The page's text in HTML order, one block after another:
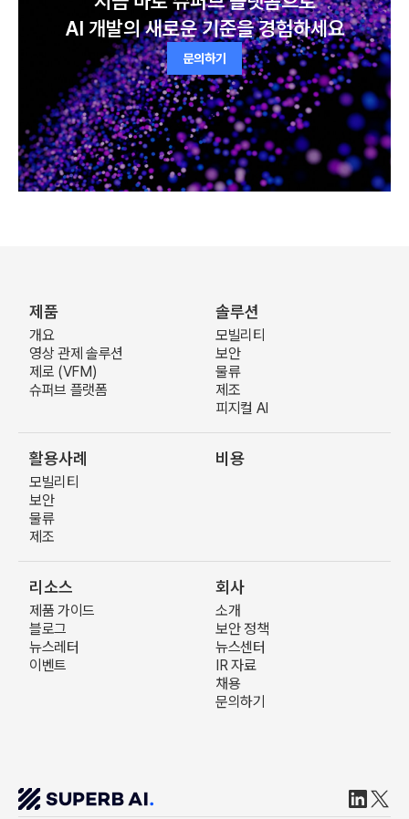
AI 개발의 새로운 기준을 경험하세요
문의하기
제품
개요
영상 관제 솔루션
제로 (VFM)
슈퍼브 플랫폼
솔루션
모빌리티
보안
물류
제조
피지컬 AI
활용사례
모빌리티
보안
물류
제조
비용
리소스
제품 가이드
블로그
뉴스레터
이벤트
회사
소개
보안 정책
뉴스센터
IR 자료
채용
문의하기